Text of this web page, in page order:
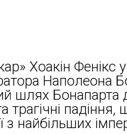
Хоакін Фенікс
Наполеона
шлях Бонапарта
трагічні
найбільших